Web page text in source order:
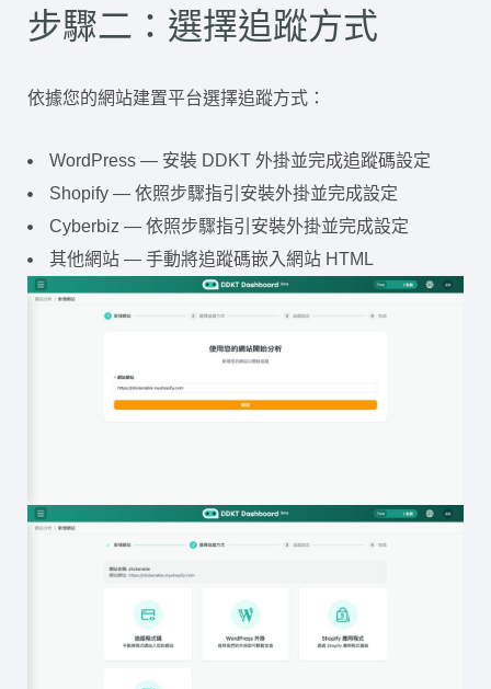
步驟二：選擇追蹤方式
依據您的網站建置平台選擇追蹤方式：
WordPress — 安裝 DDKT 外掛並完成追蹤碼設定
Shopify — 依照步驟指引安裝外掛並完成設定
Cyberbiz — 依照步驟指引安裝外掛並完成設定
其他網站 — 手動將追蹤碼嵌入網站 HTML